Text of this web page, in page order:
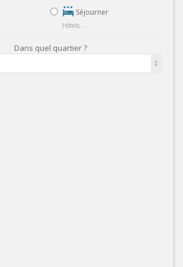
Séjourner
Hôtels, ...
Dans quel quartier ?